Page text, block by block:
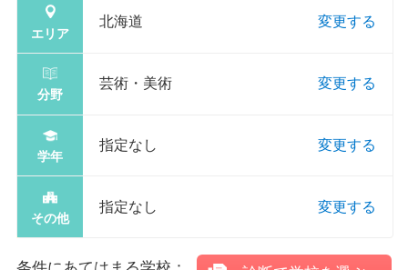
掲載を希望される学校様へ
エリア
北海道 変更する
分野
芸術・美術 変更する
学年
指定なし 変更する
その他
指定なし 変更する